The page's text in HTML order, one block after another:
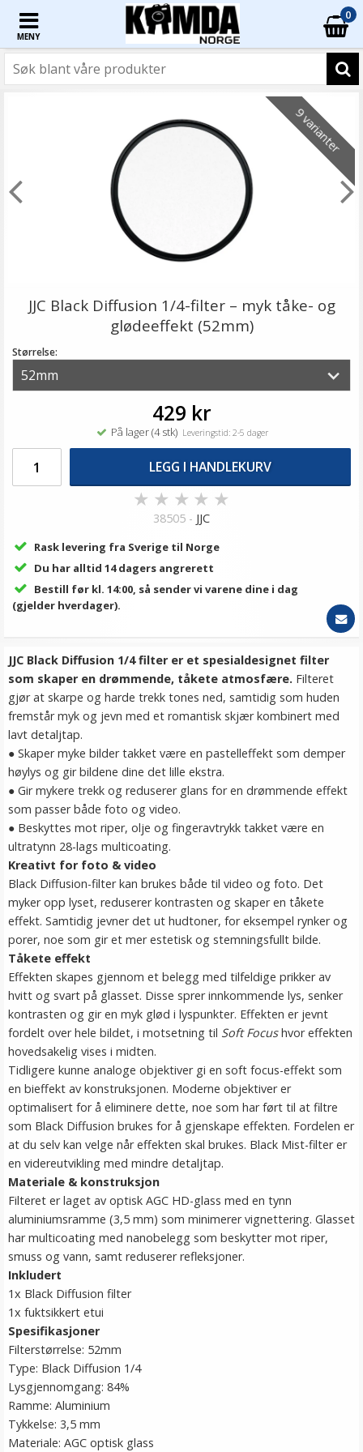
MENY
0
9 varianter
JJC Black Diffusion 1/4-filter – myk tåke- og
glødeeffekt (52mm)
Størrelse:
429 kr
På lager (4 stk)Leveringstid: 2-5 dager
LEGG I HANDLEKURV
★ ★ ★ ★ ★
38505 - JJC
Rask levering fra Sverige til Norge
Du har alltid 14 dagers angrerett
Bestill før kl. 14:00, så sender vi varene dine i dag
(gjelder hverdager).
JJC Black Diffusion 1/4 filter er et spesialdesignet filter
som skaper en drømmende, tåkete atmosfære. Filteret
gjør at skarpe og harde trekk tones ned, samtidig som huden
fremstår myk og jevn med et romantisk skjær kombinert med
lavt detaljtap.
● Skaper myke bilder takket være en pastelleffekt som demper
høylys og gir bildene dine det lille ekstra.
● Gir mykere trekk og reduserer glans for en drømmende effekt
som passer både foto og video.
● Beskyttes mot riper, olje og fingeravtrykk takket være en
ultratynn 28-lags multicoating.
Kreativt for foto & video
Black Diffusion-filter kan brukes både til video og foto. Det
myker opp lyset, reduserer kontrasten og skaper en tåkete
effekt. Samtidig jevner det ut hudtoner, for eksempel rynker og
porer, noe som gir et mer estetisk og stemningsfullt bilde.
Tåkete effekt
Effekten skapes gjennom et belegg med tilfeldige prikker av
hvitt og svart på glasset. Disse sprer innkommende lys, senker
kontrasten og gir en myk glød i lyspunkter. Effekten er jevnt
fordelt over hele bildet, i motsetning til Soft Focushvor effekten
hovedsakelig vises i midten.
Tidligere kunne analoge objektiver gi en soft focus-effekt som
en bieffekt av konstruksjonen. Moderne objektiver er
optimalisert for å eliminere dette, noe som har ført til at filtre
som Black Diffusion brukes for å gjenskape effekten. Fordelen er
at du selv kan velge når effekten skal brukes. Black Mist-filter er
en videreutvikling med mindre detaljtap.
Materiale & konstruksjon
Filteret er laget av optisk AGC HD-glass med en tynn
aluminiumsramme (3,5 mm) som minimerer vignettering. Glasset
har multicoating med nanobelegg som beskytter mot riper,
smuss og vann, samt reduserer refleksjoner.
Inkludert
1x Black Diffusion filter
1x fuktsikkert etui
Spesifikasjoner
Filterstørrelse: 52mm
Type: Black Diffusion 1/4
Lysgjennomgang: 84%
Ramme: Aluminium
Tykkelse: 3,5 mm
Materiale: AGC optisk glass